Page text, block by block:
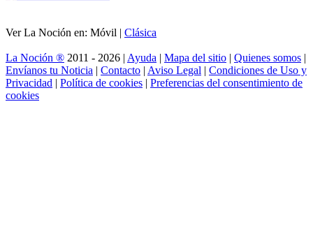
Ver La Noción en: Móvil | Clásica
La Noción ® 2011 - 2026 | Ayuda | Mapa del sitio | Quienes somos |
Envíanos tu Noticia | Contacto | Aviso Legal | Condiciones de Uso y
Privacidad | Política de cookies | Preferencias del consentimiento de
cookies